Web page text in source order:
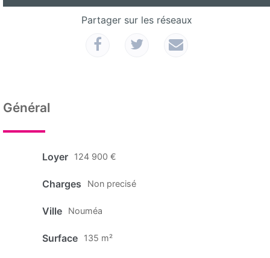
Partager sur les réseaux
Général
Loyer 124 900 €
Charges Non precisé
Ville Nouméa
Surface 135 m²